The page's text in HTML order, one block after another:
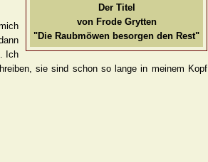
Der Titel
von Frode Grytten
"Die Raubmöwen besorgen den Rest"
Ich
sie sind schon so lange in meinem Kopf